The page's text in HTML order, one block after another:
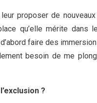
proposer de
qu’elle mérite dans
faire des
besoin de me
?